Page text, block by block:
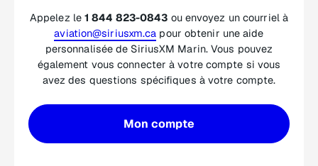
Appelez le1 844 823-0843 ou envoyez un courriel à
aviation@siriusxm.ca pour obtenir une aide
personnalisée de SiriusXM Marin. Vous pouvez
également vous connecter à votre compte si vous
avez des questions spécifiques à votre compte.
Mon compte